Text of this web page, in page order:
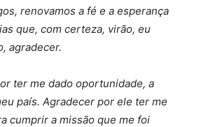
renovamos a fé e a esperança
que, com certeza, virão, eu
agradecer.
ter me dado oportunidade, a
país. Agradecer por ele ter me
cumprir a missão que me foi